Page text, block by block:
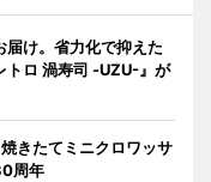
け。省力化で抑えた
トロ 渦寿司 -UZU-』が
きたてミニクロワッサ
周年